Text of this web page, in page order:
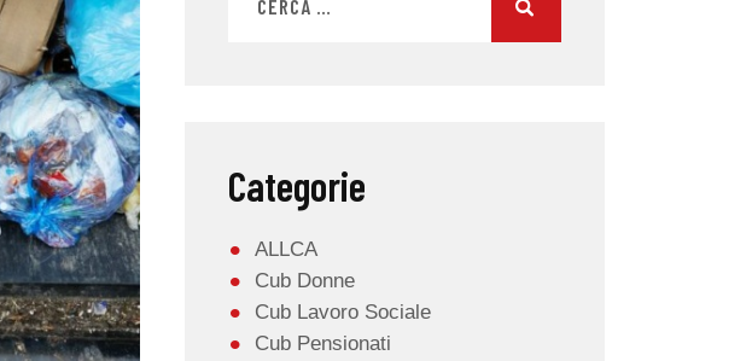
Categorie
ALLCA
Cub Donne
Cub Lavoro Sociale
Cub Pensionati